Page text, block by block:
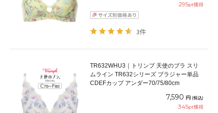
295pt獲得
3件
TR632WHU3｜トリンプ 天使のブラ スリ
ムライン TR632シリーズ ブラジャー単品
CDEFカップ アンダー70/75/80cm
7,590 円 (税込)
345pt獲得